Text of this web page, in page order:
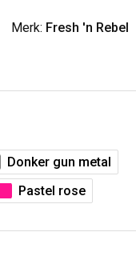
Merk: Fresh 'n Rebel
Donker gun metal
Pastel rose